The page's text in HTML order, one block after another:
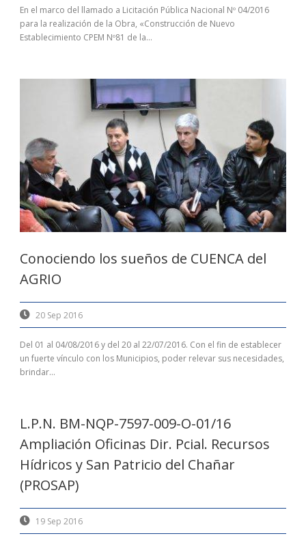
En el marco del llamado a Licitación Pública Nacional Nº 04/2016
para la realización de la Obra, «Construcción de Nuevo
Establecimiento CPEM Nº81 de la...
Conociendo los sueños de CUENCA del
AGRIO
20 Sep 2016
Del 01 al 04/08/2016 y del 20 al 22/07/2016. Con el fin de establecer
un fuerte vínculo con los Municipios, poder relevar sus necesidades,
brindar...
L.P.N. BM-NQP-7597-009-O-01/16
Ampliación Oficinas Dir. Pcial. Recursos
Hídricos y San Patricio del Chañar
(PROSAP)
19 Sep 2016